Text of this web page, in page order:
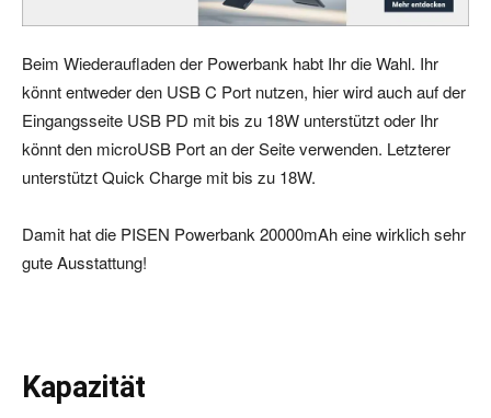
Beim Wiederaufladen der Powerbank habt Ihr die Wahl. Ihr
könnt entweder den USB C Port nutzen, hier wird auch auf der
Eingangsseite USB PD mit bis zu 18W unterstützt oder Ihr
könnt den microUSB Port an der Seite verwenden. Letzterer
unterstützt Quick Charge mit bis zu 18W.
Damit hat die PISEN Powerbank 20000mAh eine wirklich sehr
gute Ausstattung!
Kapazität